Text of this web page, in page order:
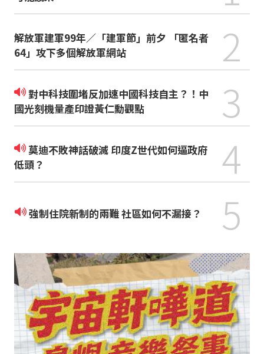
解放軍建軍99年／「建軍節」前夕 「匿名者
64」攻下多個解放軍網站
2
對中科技圍堵反加速中國科技自主？！中
國光刻機量產印證黃仁勳觀點
3
莫迪不敗神話破滅 印度Z世代如何逼政府
低頭？
4
強制住院新制的兩難 社區如何不漏接？ 5